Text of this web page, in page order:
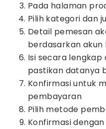
Pada halaman
Pilih kategori dan
Detail pemesan
berdasarkan
Isi secara lengkap
pastikan datanya
Konfirmasi untuk
pembayaran
Pilih metode
Konfirmasi